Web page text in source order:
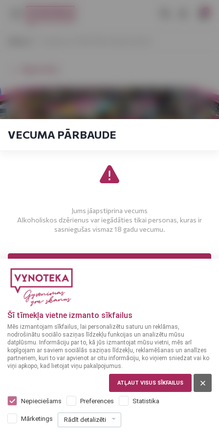
Šī tīmekļa vietne izmanto sīkfailus
Mēs izmantojam sīkfailus, lai personalizētu saturu un reklāmas,
nodrošinātu sociālo saziņas līdzekļu funkcijas un analizētu mūsu
datplūsmu. Informāciju par to, kā jūs izmantojat mūsu vietni, mēs arī
kopīgojam ar saviem sociālās saziņas līdzekļu, reklamēšanas un analīzes
partneriem, kuri to var apvienot ar citu informāciju, ko viņiem sniedzat vai ko
viņi apkopo, kad lietojat viņu pakalpojumus.
ATĻAUT VISUS SĪKFAILUS
Nepieciešams Preferences Statistika
Mārketings Rādīt detalizēti
2022-05-14
Vaidavas VYNOTEKA atkal atvērta!
Beidzot ilgi gaidītā atklāšana - Vaidavas ielas VYNOTEKA
veikalam!
Svētku diena mums - Vaidavas VYNOTEKA atvērta pēc
rekonstrukcijas! Tiekamies Vaidavas ielā 9B!
Veikali 2025-12-19
VECUMA PĀRBAUDE
Jums jāapstiprina vecums
Alkoholiskos dzērienus var iegādāties tikai personas, kuras ir
sasniegušas vismaz 18 gadu vecumu.